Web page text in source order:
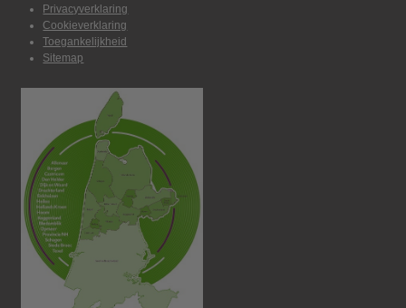
Privacyverklaring
Cookieverklaring
Toegankelijkheid
Sitemap